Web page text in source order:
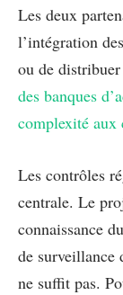
Les deux
l’intégration
ou de
des banques
complexité aux
Les contrôles
centrale. Le
connaissance
de surveillance
ne suffit pas.